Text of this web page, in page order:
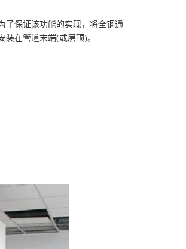
了保证该功能的实现，将全钢通
在管道末端(或层顶)。